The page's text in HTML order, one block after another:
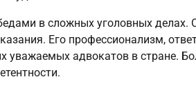
в сложных уголовных
Его профессионализм,
уважаемых адвокатов в стране.